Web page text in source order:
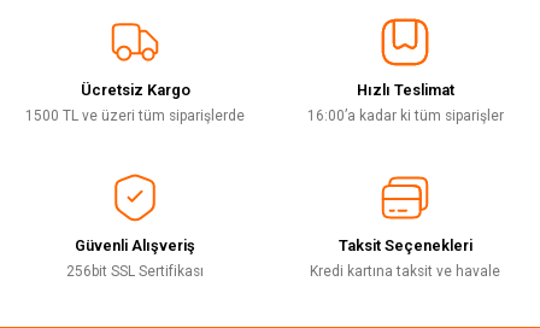
Ürün resmi kalitesiz, bozuk veya görüntülenemiyor.
Ürün açıklamasında eksik bilgiler bulunuyor.
Ürün bilgilerinde hatalar bulunuyor.
Bu ürüne benzer farklı alternatifler olmalı.
Deneyimini Paylaş
Ücretsiz Kargo
1500 TL ve üzeri tüm siparişlerde
Hızlı Teslimat
16:00’a kadar ki tüm siparişler
Güvenli Alışveriş
256bit SSL Sertifikası
Taksit Seçenekleri
Kredi kartına taksit ve havale